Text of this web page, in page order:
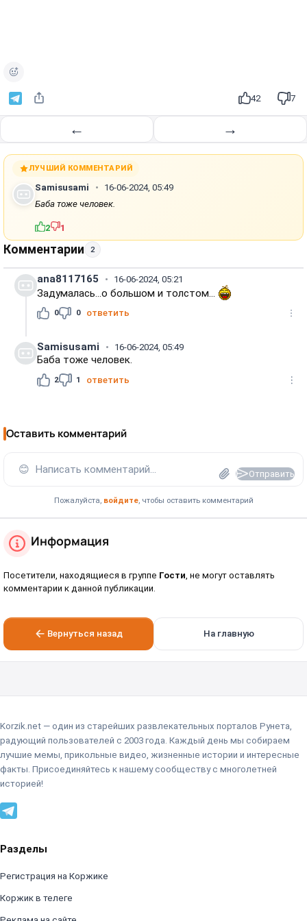
42 7
← →
ЛУЧШИЙ КОММЕНТАРИЙ
Samisusami
16-06-2024, 05:49
Баба тоже человек.
2 1
Комментарии 2
ana8117165 16-06-2024, 05:21
Задумалась...о большом и толстом...
0 0 ответить
Samisusami 16-06-2024, 05:49
Баба тоже человек.
2 1 ответить
Оставить комментарий
😊 Написать комментарий... Отправить
Пожалуйста, войдите, чтобы оставить комментарий
Информация
Посетители, находящиеся в группе Гости , не могут оставлять
комментарии к данной публикации.
Вернуться назад На главную
Korzik.net — один из старейших развлекательных порталов Рунета,
радующий пользователей с 2003 года. Каждый день мы собираем
лучшие мемы, прикольные видео, жизненные истории и интересные
факты. Присоединяйтесь к нашему сообществу с многолетней
историей!
Разделы
Регистрация на Коржике
Коржик в телеге